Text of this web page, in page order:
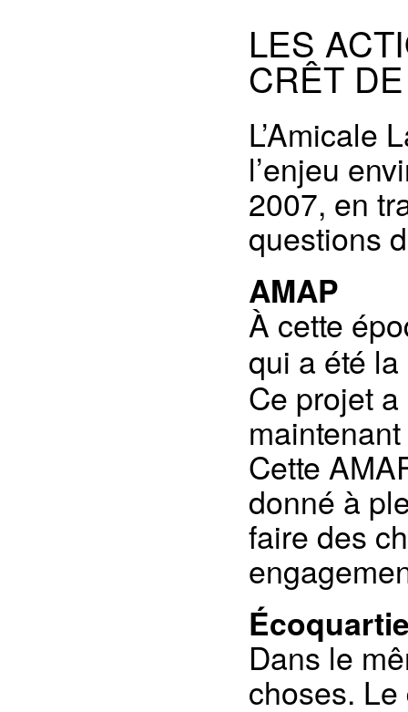
LES
CRÊT
L’Amicale
l’enjeu
2007, en
questions
AMAP
À cette
qui a été
Ce projet
Cette
donné à
faire des
Dans le
choses.